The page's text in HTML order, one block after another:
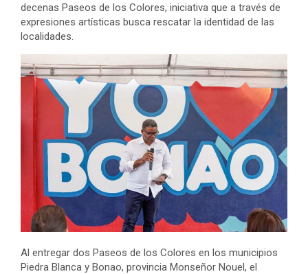
decenas Paseos de los Colores, iniciativa que a través de
expresiones artísticas busca rescatar la identidad de las
localidades.
Al entregar dos Paseos de los Colores en los municipios
Piedra Blanca y Bonao, provincia Monseñor Nouel, el